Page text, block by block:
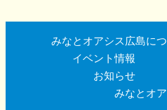
みなとオアシス広島に
イベント情報
お知らせ
みなとオ